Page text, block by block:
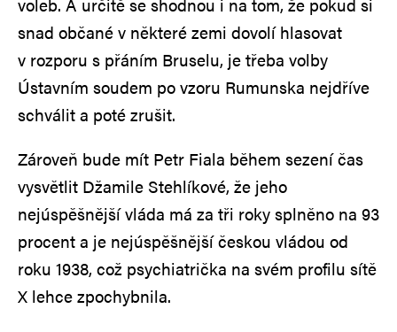
snad občané v některé zemi dovolí hlasovat
v rozporu s přáním Bruselu, je třeba volby
Ústavním soudem po vzoru Rumunska nejdříve
schválit a poté zrušit.
Zároveň bude mít Petr Fiala během sezení čas
vysvětlit Džamile Stehlíkové, že jeho
nejúspěšnější vláda má za tři roky splněno na 93
procent a je nejúspěšnější českou vládou od
roku 1938, což psychiatrička na svém profilu sítě
X lehce zpochybnila.